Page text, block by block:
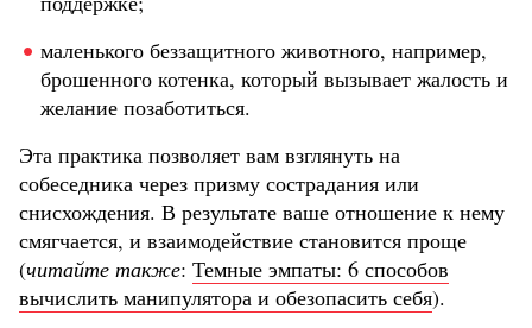
маленького беззащитного животного, например,
брошенного котенка, который вызывает жалость и
желание позаботиться.
Эта практика позволяет вам взглянуть на
собеседника через призму сострадания или
снисхождения. В результате ваше отношение к нему
смягчается, и взаимодействие становится проще
(читайте также: Темные эмпаты: 6 способов
вычислить манипулятора и обезопасить себя).